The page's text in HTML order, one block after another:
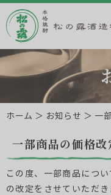
ホーム ＞ お知らせ ＞ 一
一部商品の価格
この度、一部商品につ
の改定をさせていただき